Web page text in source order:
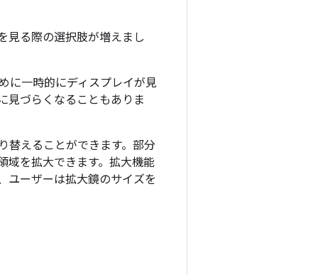
見る際の選択肢が増えまし
に一時的にディスプレイが見
見づらくなることもありま
替えることができます。部分
域を拡大できます。拡大機能
ユーザーは拡大鏡のサイズを